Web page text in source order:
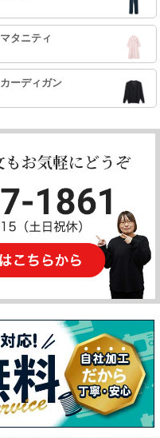
マタニティ
カーディガン